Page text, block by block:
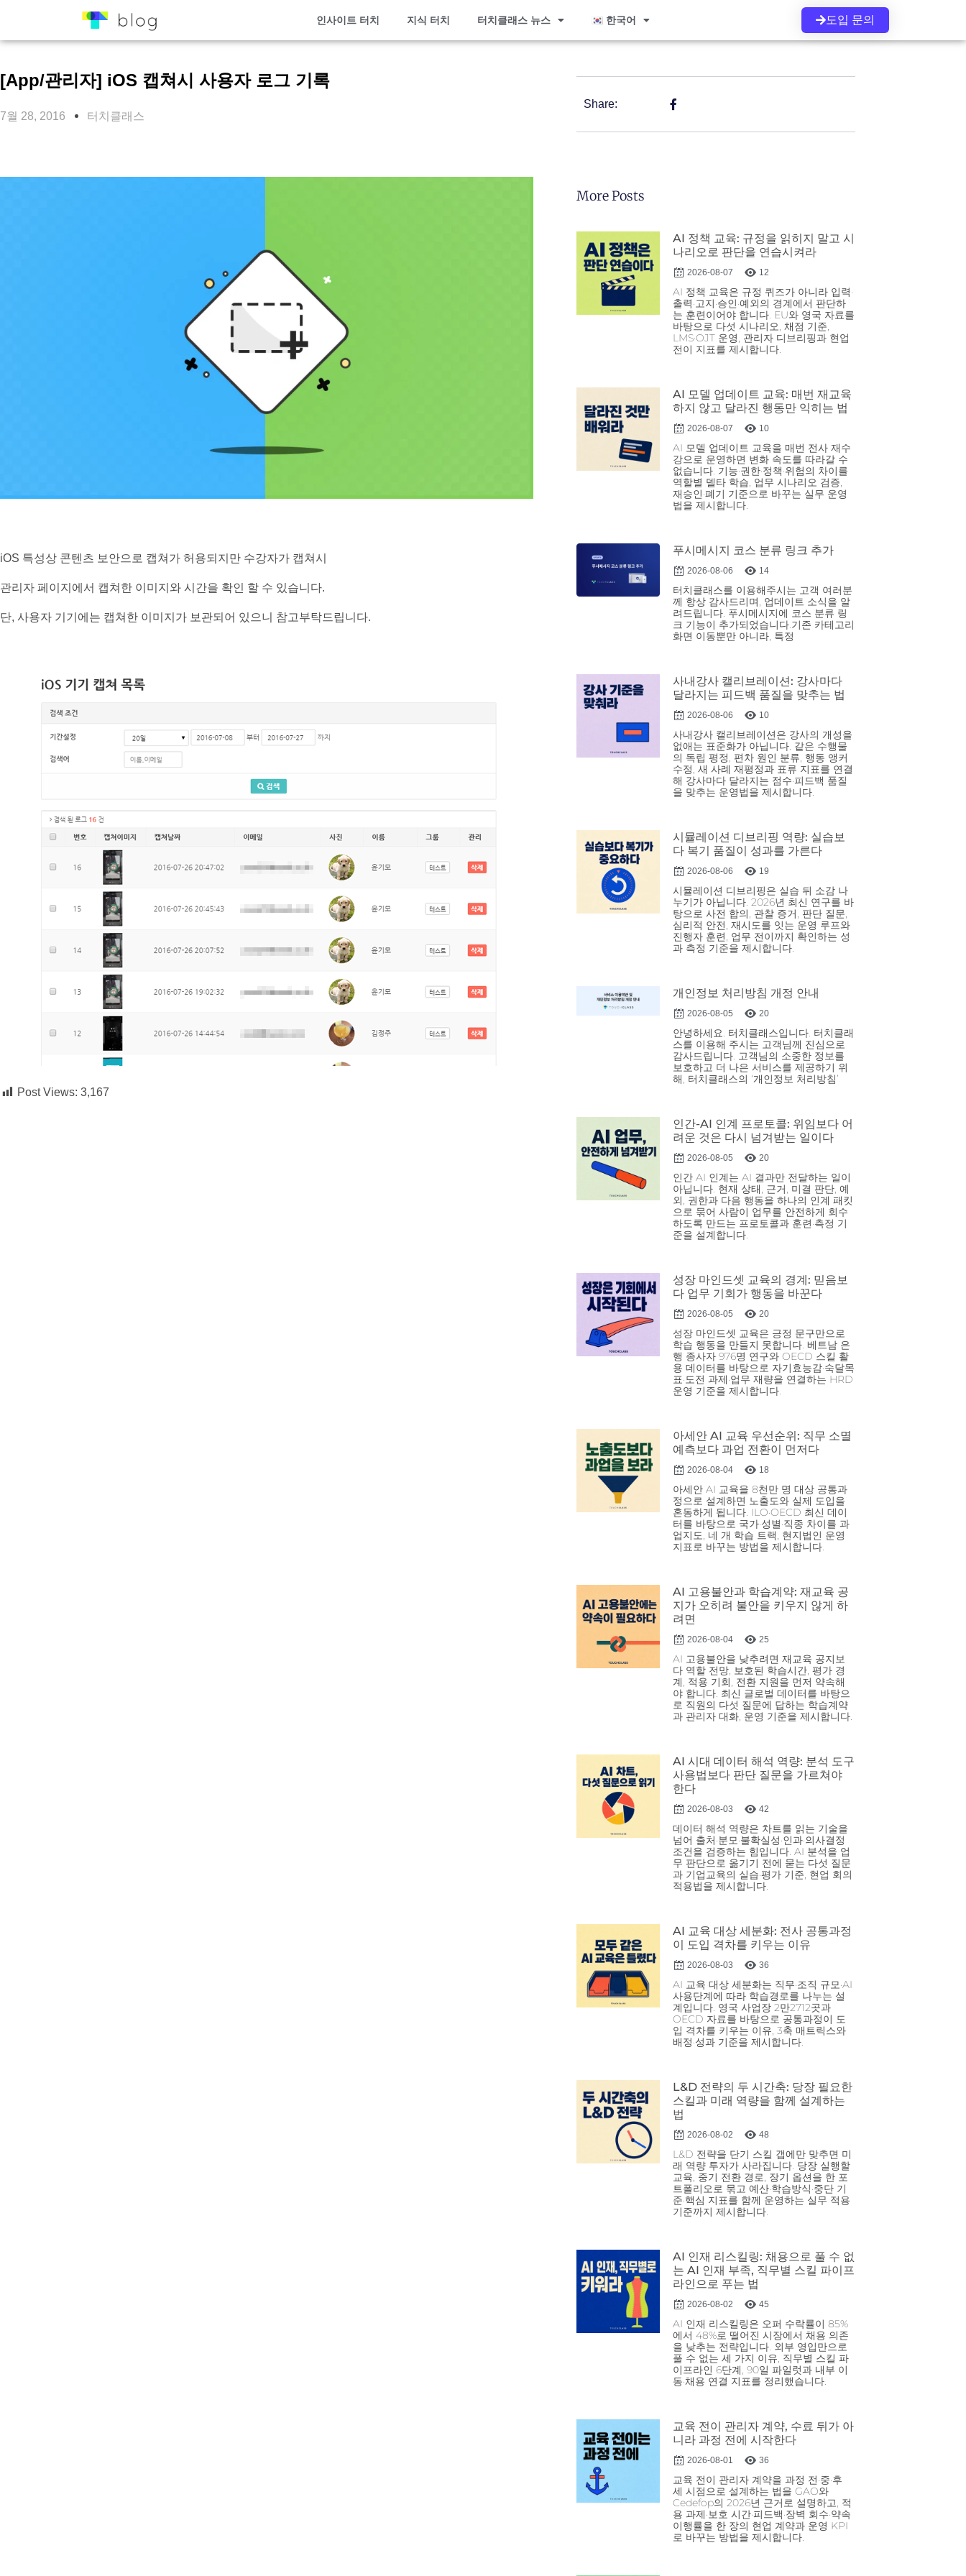
인사이트 터치 지식 터치 터치클래스 뉴스 한국어 도입 문의
[App/관리자] iOS 캡쳐시 사용자 로그 기록
7월 28, 2016 터치클래스
iOS 특성상 콘텐츠 보안으로 캡쳐가 허용되지만 수강자가 캡쳐시
관리자 페이지에서 캡쳐한 이미지와 시간을 확인 할 수 있습니다.
단, 사용자 기기에는 캡쳐한 이미지가 보관되어 있으니 참고부탁드립니다.
Post Views: 3,167
Share:
More Posts
AI 정책 교육: 규정을 읽히지 말고 시
나리오로 판단을 연습시켜라
2026-08-07 12
AI 정책 교육은 규정 퀴즈가 아니라 입력·
출력·고지·승인·예외의 경계에서 판단하
는 훈련이어야 합니다. EU와 영국 자료를
바탕으로 다섯 시나리오, 채점 기준,
LMS·OJT 운영, 관리자 디브리핑과 현업
전이 지표를 제시합니다.
AI 모델 업데이트 교육: 매번 재교육
하지 않고 달라진 행동만 익히는 법
2026-08-07 10
AI 모델 업데이트 교육을 매번 전사 재수
강으로 운영하면 변화 속도를 따라갈 수
없습니다. 기능·권한·정책·위험의 차이를
역할별 델타 학습, 업무 시나리오 검증,
재승인·폐기 기준으로 바꾸는 실무 운영
법을 제시합니다.
푸시메시지 코스 분류 링크 추가
2026-08-06 14
터치클래스를 이용해주시는 고객 여러분
께 항상 감사드리며, 업데이트 소식을 알
려드립니다. 푸시메시지에 코스 분류 링
크 기능이 추가되었습니다.기존 카테고리
화면 이동뿐만 아니라, 특정
사내강사 캘리브레이션: 강사마다
달라지는 피드백 품질을 맞추는 법
2026-08-06 10
사내강사 캘리브레이션은 강사의 개성을
없애는 표준화가 아닙니다. 같은 수행물
의 독립 평정, 편차 원인 분류, 행동 앵커
수정, 새 사례 재평정과 표류 지표를 연결
해 강사마다 달라지는 점수·피드백 품질
을 맞추는 운영법을 제시합니다.
시뮬레이션 디브리핑 역량: 실습보
다 복기 품질이 성과를 가른다
2026-08-06 19
시뮬레이션 디브리핑은 실습 뒤 소감 나
누기가 아닙니다. 2026년 최신 연구를 바
탕으로 사전 합의, 관찰 증거, 판단 질문,
심리적 안전, 재시도를 잇는 운영 루프와
진행자 훈련, 업무 전이까지 확인하는 성
과 측정 기준을 제시합니다.
개인정보 처리방침 개정 안내
2026-08-05 20
안녕하세요. 터치클래스입니다. 터치클래
스를 이용해 주시는 고객님께 진심으로
감사드립니다. 고객님의 소중한 정보를
보호하고 더 나은 서비스를 제공하기 위
해, 터치클래스의 ‘개인정보 처리방침’
인간-AI 인계 프로토콜: 위임보다 어
려운 것은 다시 넘겨받는 일이다
2026-08-05 20
인간 AI 인계는 AI 결과만 전달하는 일이
아닙니다. 현재 상태, 근거, 미결 판단, 예
외, 권한과 다음 행동을 하나의 인계 패킷
으로 묶어 사람이 업무를 안전하게 회수
하도록 만드는 프로토콜과 훈련·측정 기
준을 설계합니다.
성장 마인드셋 교육의 경계: 믿음보
다 업무 기회가 행동을 바꾼다
2026-08-05 20
성장 마인드셋 교육은 긍정 문구만으로
학습 행동을 만들지 못합니다. 베트남 은
행 종사자 976명 연구와 OECD 스킬 활
용 데이터를 바탕으로 자기효능감·숙달목
표·도전 과제·업무 재량을 연결하는 HRD
운영 기준을 제시합니다.
아세안 AI 교육 우선순위: 직무 소멸
예측보다 과업 전환이 먼저다
2026-08-04 18
아세안 AI 교육을 8천만 명 대상 공통과
정으로 설계하면 노출도와 실제 도입을
혼동하게 됩니다. ILO·OECD 최신 데이
터를 바탕으로 국가·성별·직종 차이를 과
업지도, 네 개 학습 트랙, 현지법인 운영
지표로 바꾸는 방법을 제시합니다.
AI 고용불안과 학습계약: 재교육 공
지가 오히려 불안을 키우지 않게 하
려면
2026-08-04 25
AI 고용불안을 낮추려면 재교육 공지보
다 역할 전망, 보호된 학습시간, 평가 경
계, 적용 기회, 전환 지원을 먼저 약속해
야 합니다. 최신 글로벌 데이터를 바탕으
로 직원의 다섯 질문에 답하는 학습계약
과 관리자 대화, 운영 기준을 제시합니다.
AI 시대 데이터 해석 역량: 분석 도구
사용법보다 판단 질문을 가르쳐야
한다
2026-08-03 42
데이터 해석 역량은 차트를 읽는 기술을
넘어 출처·분모·불확실성·인과·의사결정
조건을 검증하는 힘입니다. AI 분석을 업
무 판단으로 옮기기 전에 묻는 다섯 질문
과 기업교육의 실습·평가 기준, 현업 회의
적용법을 제시합니다.
AI 교육 대상 세분화: 전사 공통과정
이 도입 격차를 키우는 이유
2026-08-03 36
AI 교육 대상 세분화는 직무·조직 규모·AI
사용단계에 따라 학습경로를 나누는 설
계입니다. 영국 사업장 2만2712곳과
OECD 자료를 바탕으로 공통과정이 도
입 격차를 키우는 이유, 3축 매트릭스와
배정·성과 기준을 제시합니다.
L&D 전략의 두 시간축: 당장 필요한
스킬과 미래 역량을 함께 설계하는
법
2026-08-02 48
L&D 전략을 단기 스킬 갭에만 맞추면 미
래 역량 투자가 사라집니다. 당장 실행할
교육, 중기 전환 경로, 장기 옵션을 한 포
트폴리오로 묶고 예산·학습방식·중단 기
준·핵심 지표를 함께 운영하는 실무 적용
기준까지 제시합니다.
AI 인재 리스킬링: 채용으로 풀 수 없
는 AI 인재 부족, 직무별 스킬 파이프
라인으로 푸는 법
2026-08-02 45
AI 인재 리스킬링은 오퍼 수락률이 85%
에서 48%로 떨어진 시장에서 채용 의존
을 낮추는 전략입니다. 외부 영입만으로
풀 수 없는 세 가지 이유, 직무별 스킬 파
이프라인 6단계, 90일 파일럿과 내부 이
동·채용 연결 지표를 정리했습니다.
교육 전이 관리자 계약, 수료 뒤가 아
니라 과정 전에 시작한다
2026-08-01 36
교육 전이 관리자 계약을 과정 전·중·후
세 시점으로 설계하는 법을 GAO와
Cedefop의 2026년 근거로 설명하고, 적
용 과제·보호 시간·피드백·장벽 회수·약속
이행률을 한 장의 현업 계약과 운영 KPI
로 바꾸는 방법을 제시합니다.